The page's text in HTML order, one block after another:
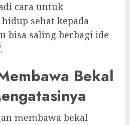
cara untuk
sehat kepada
bisa saling berbagi ide
Bekal
membawa bekal